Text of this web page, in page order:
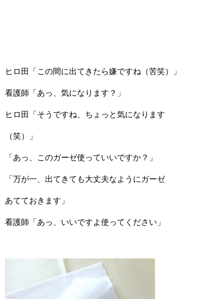
ヒロ田「この間に出てきたら嫌ですね（苦笑）」
看護師「あっ、気になります？」
ヒロ田「そうですね、ちょっと気になります
（笑）」
「あっ、このガーゼ使っていいですか？」
「万が一、出てきても大丈夫なようにガーゼ
あてておきます」
看護師「あっ、いいですよ使ってください」